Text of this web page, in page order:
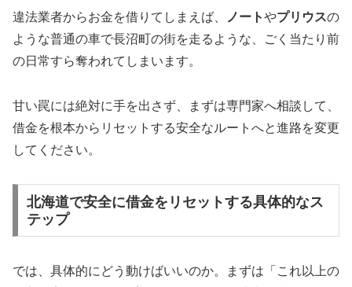
違法業者からお金を借りてしまえば、 ノートやプリウスの
ような普通の車で長沼町の街を走るような、ごく当たり前
の日常すら奪われてしまいます。
甘い罠には絶対に手を出さず、まずは専門家へ相談して、
借金を根本からリセットする安全なルートへと進路を変更
してください。
北海道で安全に借金をリセットする具体的なス
テップ
では、具体的にどう動けばいいのか。まずは「これ以上の